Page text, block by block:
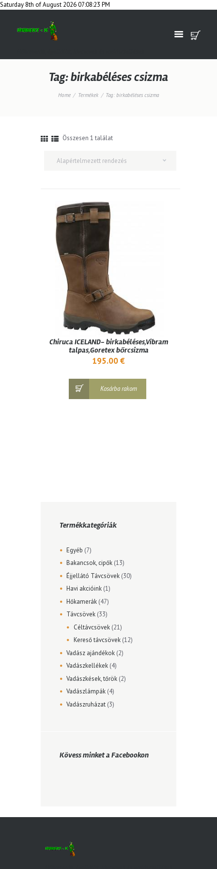
Saturday 8th of August 2026 07:08:23 PM
Tag: birkabéléses csizma
Home Termékek Tag: birkabéléses csizma
Összesen 1 találat
Chiruca ICELAND- birkabéléses,Vibram
talpas,Goretex bőrcsizma
195.00€
Kosárba rakom
Termékkategóriák
Egyéb (7)
Bakancsok, cipők (13)
Éjjellátó Távcsövek (30)
Havi akcióink (1)
Hőkamerák (47)
Távcsövek (33)
Céltávcsövek (21)
Kereső távcsövek (12)
Vadász ajándékok (2)
Vadászkellékek (4)
Vadászkések, tőrök (2)
Vadászlámpák (4)
Vadászruházat (3)
Kövess minket a Facebookon